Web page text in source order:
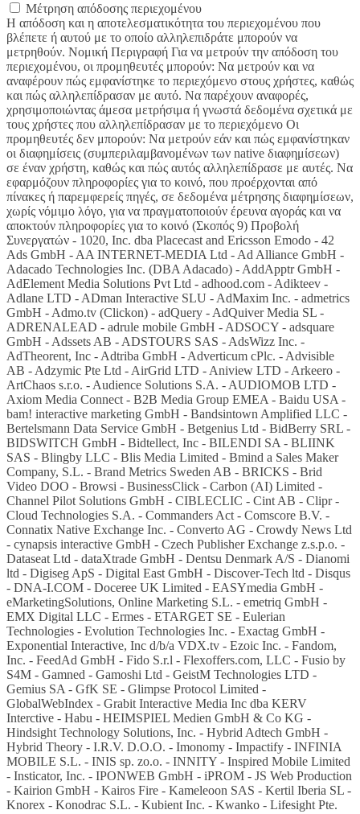
Μέτρηση απόδοσης περιεχομένου
Η απόδοση και η αποτελεσματικότητα του περιεχομένου που
βλέπετε ή αυτού με το οποίο αλληλεπιδράτε μπορούν να
μετρηθούν. Νομική Περιγραφή Για να μετρούν την απόδοση του
περιεχομένου, οι προμηθευτές μπορούν: Να μετρούν και να
αναφέρουν πώς εμφανίστηκε το περιεχόμενο στους χρήστες, καθώς
και πώς αλληλεπίδρασαν με αυτό. Να παρέχουν αναφορές,
χρησιμοποιώντας άμεσα μετρήσιμα ή γνωστά δεδομένα σχετικά με
τους χρήστες που αλληλεπίδρασαν με το περιεχόμενο Οι
προμηθευτές δεν μπορούν: Να μετρούν εάν και πώς εμφανίστηκαν
οι διαφημίσεις (συμπεριλαμβανομένων των native διαφημίσεων)
σε έναν χρήστη, καθώς και πώς αυτός αλληλεπίδρασε με αυτές. Να
εφαρμόζουν πληροφορίες για το κοινό, που προέρχονται από
πίνακες ή παρεμφερείς πηγές, σε δεδομένα μέτρησης διαφημίσεων,
χωρίς νόμιμο λόγο, για να πραγματοποιούν έρευνα αγοράς και να
αποκτούν πληροφορίες για το κοινό (Σκοπός 9) Προβολή
Συνεργατών - 1020, Inc. dba Placecast and Ericsson Emodo - 42
Ads GmbH - AA INTERNET-MEDIA Ltd - Ad Alliance GmbH -
Adacado Technologies Inc. (DBA Adacado) - AddApptr GmbH -
AdElement Media Solutions Pvt Ltd - adhood.com - Adikteev -
Adlane LTD - ADman Interactive SLU - AdMaxim Inc. - admetrics
GmbH - Admo.tv (Clickon) - adQuery - AdQuiver Media SL -
ADRENALEAD - adrule mobile GmbH - ADSOCY - adsquare
GmbH - Adssets AB - ADSTOURS SAS - AdsWizz Inc. -
AdTheorent, Inc - Adtriba GmbH - Adverticum cPlc. - Advisible
AB - Adzymic Pte Ltd - AirGrid LTD - Aniview LTD - Arkeero -
ArtChaos s.r.o. - Audience Solutions S.A. - AUDIOMOB LTD -
Axiom Media Connect - B2B Media Group EMEA - Baidu USA -
bam! interactive marketing GmbH - Bandsintown Amplified LLC -
Bertelsmann Data Service GmbH - Betgenius Ltd - BidBerry SRL -
BIDSWITCH GmbH - Bidtellect, Inc - BILENDI SA - BLIINK
SAS - Blingby LLC - Blis Media Limited - Bmind a Sales Maker
Company, S.L. - Brand Metrics Sweden AB - BRICKS - Brid
Video DOO - Browsi - BusinessClick - Carbon (AI) Limited -
Channel Pilot Solutions GmbH - CIBLECLIC - Cint AB - Clipr -
Cloud Technologies S.A. - Commanders Act - Comscore B.V. -
Connatix Native Exchange Inc. - Converto AG - Crowdy News Ltd
- cynapsis interactive GmbH - Czech Publisher Exchange z.s.p.o. -
Dataseat Ltd - dataXtrade GmbH - Dentsu Denmark A/S - Dianomi
ltd - Digiseg ApS - Digital East GmbH - Discover-Tech ltd - Disqus
- DNA-I.COM - Doceree UK Limited - EASYmedia GmbH -
eMarketingSolutions, Online Marketing S.L. - emetriq GmbH -
EMX Digital LLC - Ermes - ETARGET SE - Eulerian
Technologies - Evolution Technologies Inc. - Exactag GmbH -
Exponential Interactive, Inc d/b/a VDX.tv - Ezoic Inc. - Fandom,
Inc. - FeedAd GmbH - Fido S.r.l - Flexoffers.com, LLC - Fusio by
S4M - Gamned - Gamoshi Ltd - GeistM Technologies LTD -
Gemius SA - GfK SE - Glimpse Protocol Limited -
GlobalWebIndex - Grabit Interactive Media Inc dba KERV
Interctive - Habu - HEIMSPIEL Medien GmbH & Co KG -
Hindsight Technology Solutions, Inc. - Hybrid Adtech GmbH -
Hybrid Theory - I.R.V. D.O.O. - Imonomy - Impactify - INFINIA
MOBILE S.L. - INIS sp. zo.o. - INNITY - Inspired Mobile Limited
- Insticator, Inc. - IPONWEB GmbH - iPROM - JS Web Production
- Kairion GmbH - Kairos Fire - Kameleoon SAS - Kertil Iberia SL -
Knorex - Konodrac S.L. - Kubient Inc. - Kwanko - Lifesight Pte.